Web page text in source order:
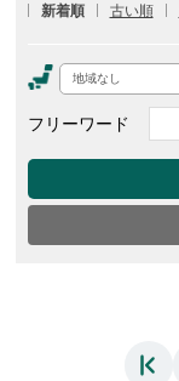
新着順 古い順
地域なし
フリーワード